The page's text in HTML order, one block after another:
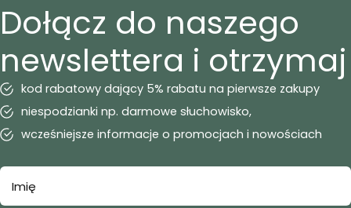
Dołącz do naszego
newslettera i otrzymaj
kod rabatowy dający 5% rabatu na pierwsze zakupy
niespodzianki np. darmowe słuchowisko,
wcześniejsze informacje o promocjach i nowościach